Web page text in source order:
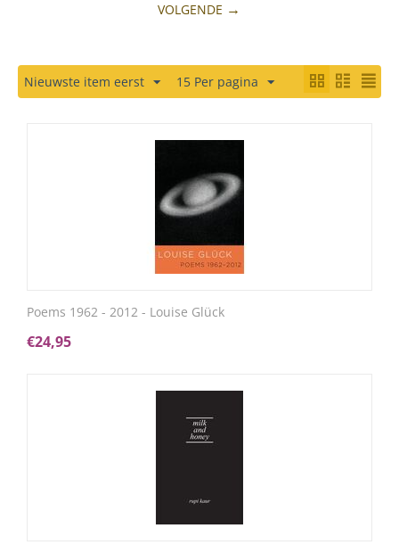
VOLGENDE
Nieuwste item eerst 15 Per pagina
Poems 1962 - 2012 - Louise Glück
€24,95